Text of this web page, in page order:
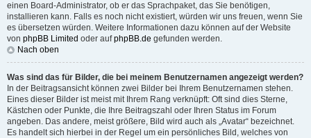
einen Board-Administrator, ob er das Sprachpaket, das Sie benötigen,
installieren kann. Falls es noch nicht existiert, würden wir uns freuen, wenn Sie
es übersetzen würden. Weitere Informationen dazu können auf der Website
von phpBB Limited oder aufphpBB.de gefunden werden.
Nach oben
Was sind das für Bilder, die bei meinem Benutzernamen angezeigt werden?
In der Beitragsansicht können zwei Bilder bei Ihrem Benutzernamen stehen.
Eines dieser Bilder ist meist mit Ihrem Rang verknüpft: Oft sind dies Sterne,
Kästchen oder Punkte, die Ihre Beitragszahl oder Ihren Status im Forum
angeben. Das andere, meist größere, Bild wird auch als „Avatar“ bezeichnet.
Es handelt sich hierbei in der Regel um ein persönliches Bild, welches von